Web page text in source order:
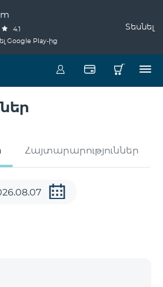
4.1
Google Play-ից
Տեսնել
Հայտարարություններ